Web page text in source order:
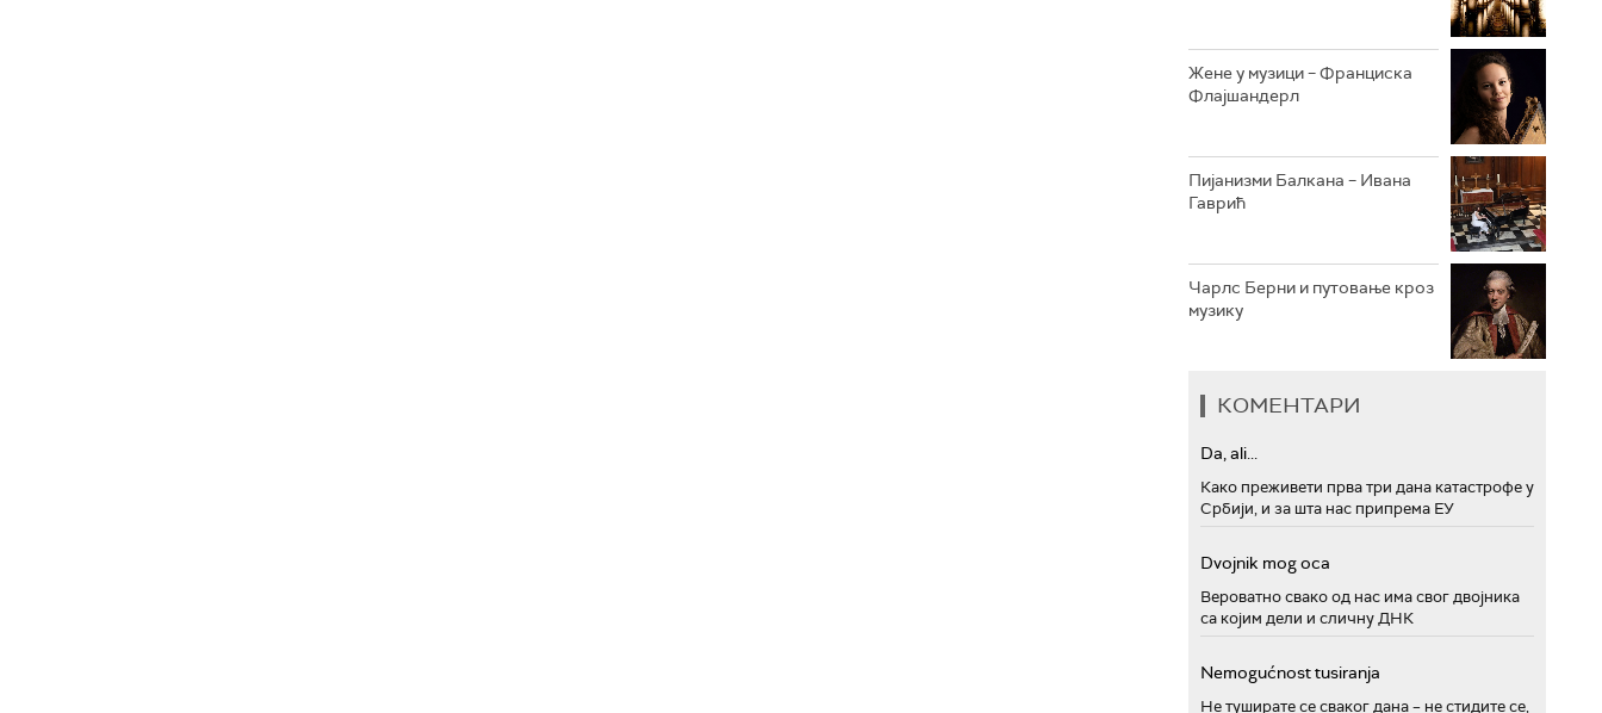
Жене у музици – Франциска
Флајшандерл
Пијанизми Балкана – Ивана
Гаврић
Чарлс Берни и путовање кроз
музику
КОМЕНТАРИ
Da, ali...
Како преживети прва три дана катастрофе у
Србији, и за шта нас припрема ЕУ
Dvojnik mog oca
Вероватно свако од нас има свог двојника
са којим дели и сличну ДНК
Nemogućnost tusiranja
Не туширате се сваког дана – не стидите се,